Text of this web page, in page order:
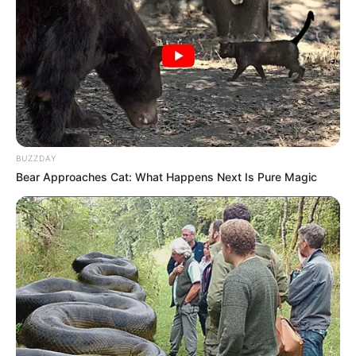
-ad6
✅ Informe o seu nome e sobrenome;
✅ Celular de contato com o DDD;
Informe qual é a sua cidade e estado;
✅ Descreva qual é o problema que você deseja denunciar;
✅ Nome e sobre nome de seu prefeito, qual o partido que ele faz
BUZZDAY
Bear Approaches Cat: What Happens Next Is Pure Magic